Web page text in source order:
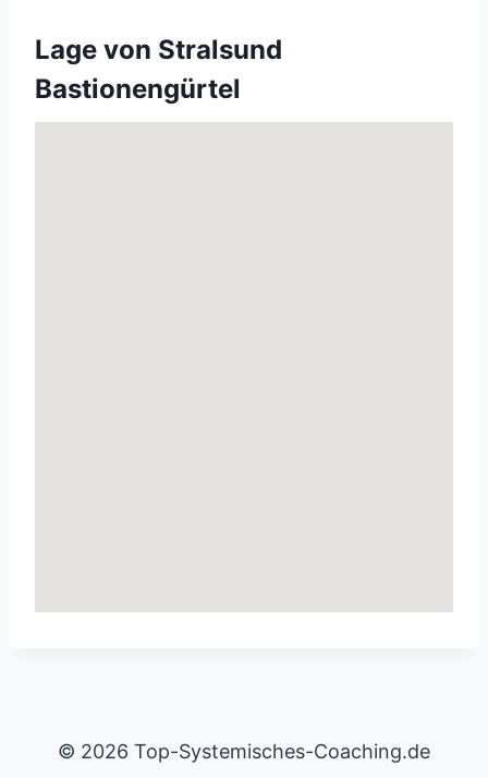
Lage von Stralsund
Bastionengürtel
© 2026 Top-Systemisches-Coaching.de